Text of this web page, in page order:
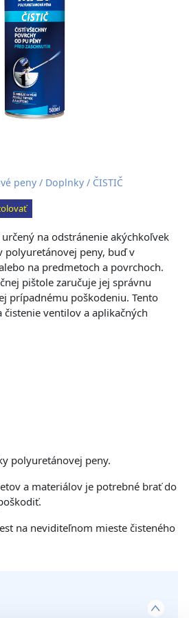
peny / Doplnky / ČISTIČ
určený na odstránenie akýchkoľvek
polyuretánovej peny, buď v
na predmetoch a povrchoch.
pištole zaručuje jej správnu
prípadnému poškodeniu. Tento
čistenie ventilov a aplikačných
polyuretánovej peny.
a materiálov je potrebné brať do
na neviditeľnom mieste čisteného